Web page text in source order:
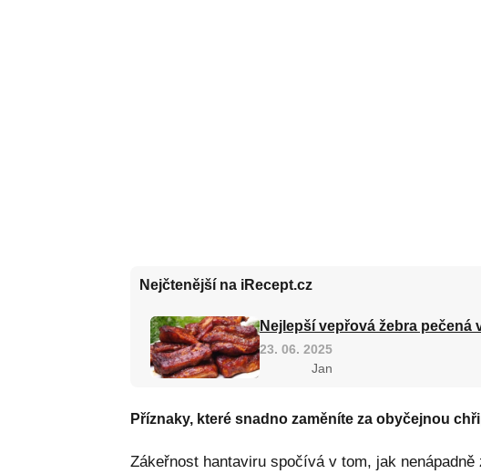
Nejčtenější na iRecept.cz
Nejlepší vepřová žebra pečená
23. 06. 2025
Jan
Příznaky, které snadno zaměníte za obyčejnou
Zákeřnost hantaviru spočívá v tom, jak